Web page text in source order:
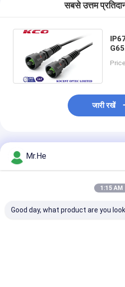
सबसे उत्तम
केबल
जारी रखें
अनुशंसित उत्पाद
Mr.He
1:15 AM
Good day, what product are you